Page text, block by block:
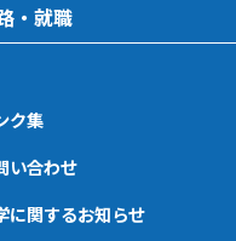
・就職
ク集
い合わせ
に関するお知らせ